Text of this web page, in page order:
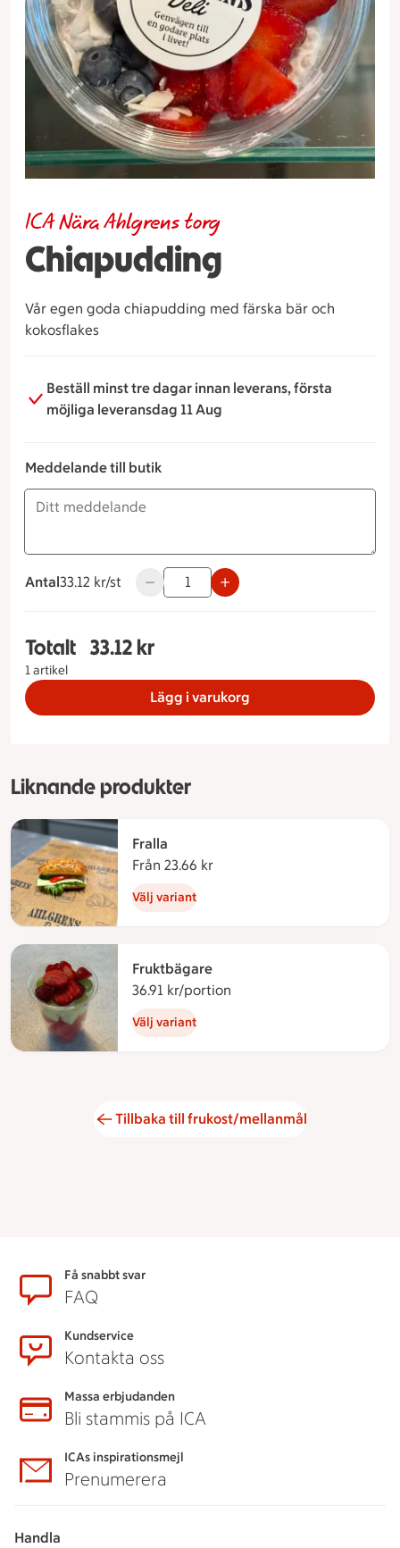
Chiapudding
ICA Nära Ahlgrens torg
Vår egen goda chiapudding med färska bär och
kokosflakes
Beställ minst tre dagar innan leverans, första
möjliga leveransdag 11 Aug
Meddelande till butik
Antal
33.12 kronor styck
33.12 kr/st Använd knapparna för att minska eller
Totalt
1 artikel
Totalt 1 stycken Chiapudding, 33.12 kronor
33.12 kr
Lägg i varukorg
Liknande produkter
Fralla
Från 23.66 kr
Välj variant
Fruktbägare
36.91 kr/portion
Välj variant
Tillbaka till frukost/mellanmål
SidfotFå snabbt svar
FAQ
Kundservice
Kontakta oss
Massa erbjudanden
Bli stammis på ICA
ICAs inspirationsmejl
Prenumerera
Handla